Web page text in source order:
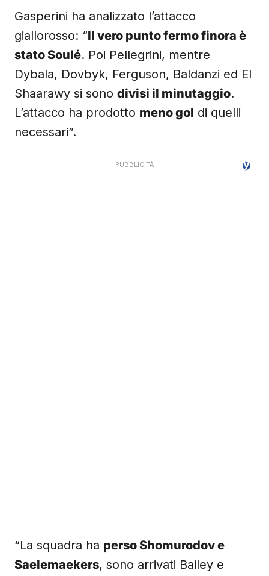
Gasperini ha analizzato l’attacco
giallorosso: “Il vero punto fermo finora è
stato Soulé. Poi Pellegrini, mentre
Dybala, Dovbyk, Ferguson, Baldanzi ed El
Shaarawy si sono divisi il minutaggio.
L’attacco ha prodotto meno gol di quelli
necessari”.
“La squadra ha perso Shomurodov e
Saelemaekers, sono arrivati Bailey e